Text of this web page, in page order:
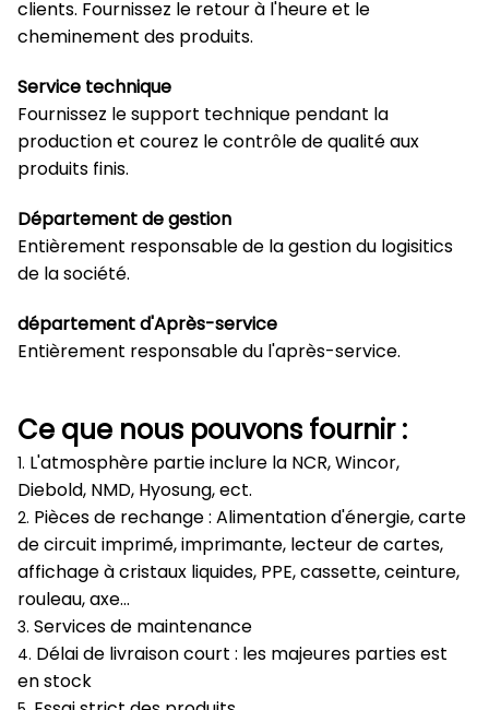
clients. Fournissez le retour à l'heure et le
cheminement des produits.
Service technique
Fournissez le support technique pendant la
production et courez le contrôle de qualité aux
produits finis.
Département de gestion
Entièrement responsable de la gestion du logisitics
de la société.
département d'Après-service
Entièrement responsable du l'après-service.
Ce que nous pouvons fournir :
1. L'atmosphère partie inclure la NCR, Wincor,
Diebold, NMD, Hyosung, ect.
2. Pièces de rechange : Alimentation d'énergie, carte
de circuit imprimé, imprimante, lecteur de cartes,
affichage à cristaux liquides, PPE, cassette, ceinture,
rouleau, axe…
3. Services de maintenance
4. Délai de livraison court : les majeures parties est
en stock